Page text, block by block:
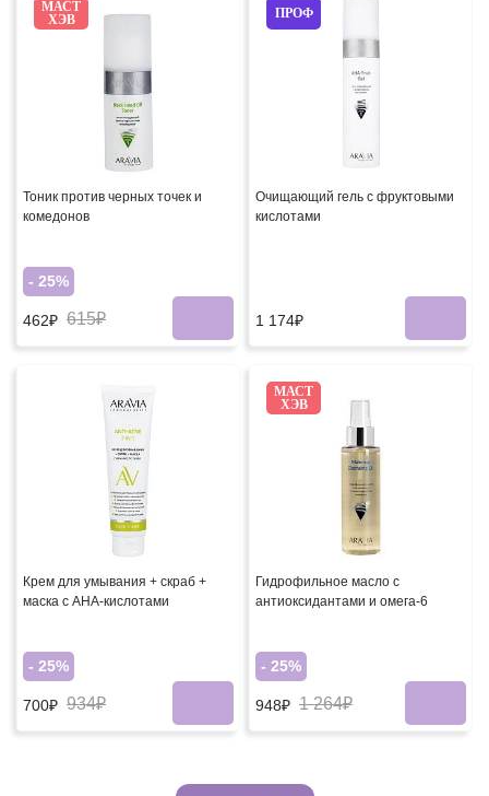
МАСТ
ХЭВ
Тоник против черных точек и
комедонов
- 25%
462₽ 615₽
ПРОФ
Очищающий гель с фруктовыми
кислотами
1 174₽
Крем для умывания + скраб +
маска с АНА-кислотами
- 25%
700₽ 934₽
МАСТ
ХЭВ
Гидрофильное масло с
антиоксидантами и омега-6
- 25%
948₽ 1 264₽